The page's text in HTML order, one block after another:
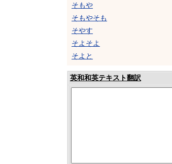
そもや
そもやそも
そやす
そよそよ
そよと
英和和英テキスト翻訳